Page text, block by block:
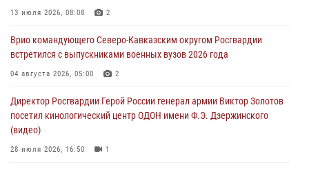
В ЛНР росгвардейцы провели тренировку по единоборствам для
08 августа 2026, 13:00 1
Сотрудники Росгвардии присоединились к утренней разминке у
08 августа 2026, 09:29
13 июля 2026, 08:08 2
Врио командующего Северо-Кавказским округом Росгвардии
встретился с выпускниками военных вузов 2026 года
04 августа 2026, 05:00 2
Директор Росгвардии Герой России генерал армии Виктор Золотов
посетил кинологический центр ОДОН имени Ф.Э. Дзержинского
(видео)
28 июля 2026, 16:50 1